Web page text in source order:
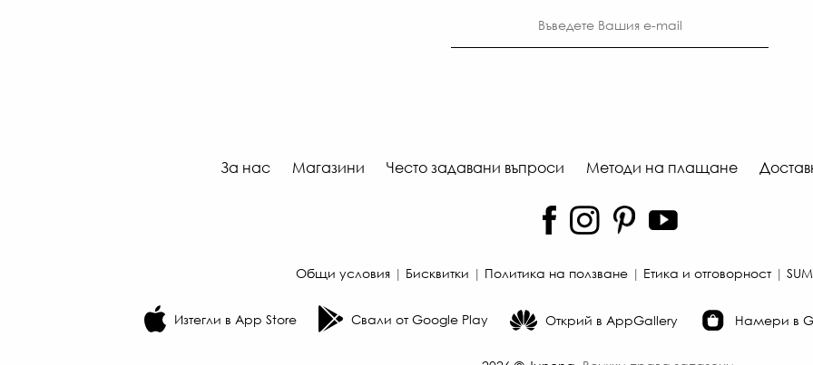
За нас Магазини Често задавани въпроси Методи на плащане
Общи условия | Бисквитки | Политика на ползване | Етика и отговорност|
Изтегли в App Store Свали от Google Play Открий в AppGallery Намери в